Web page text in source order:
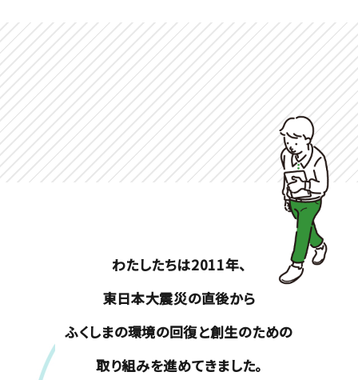
わたしたちは2011年、
東日本大震災の直後から
ふくしまの環境の回復と創生のための
取り組みを進めてきました。